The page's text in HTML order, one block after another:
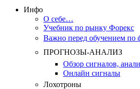
Инфо
О себе…
Учебник по рынку Форекс
Важно перед обучением по
ПРОГНОЗЫ-АНАЛИЗ
Обзор сигналов,
Онлайн сигналы
Лохотроны